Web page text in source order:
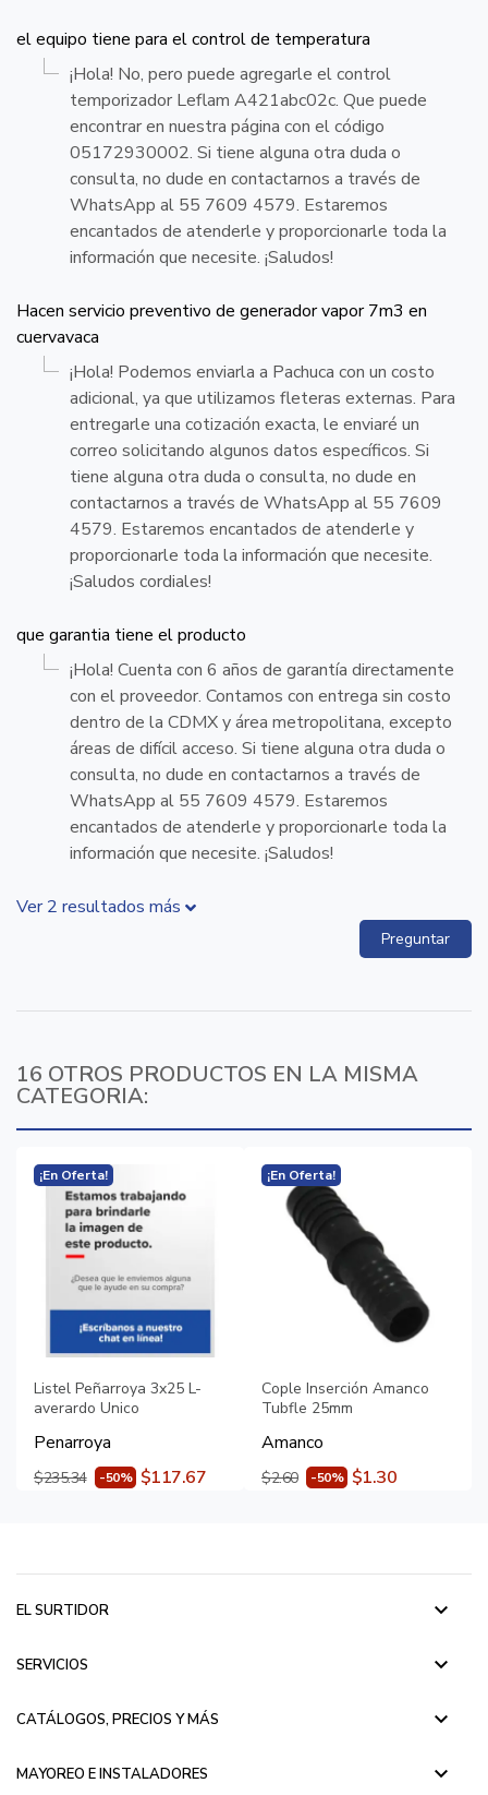
el equipo tiene para el control de temperatura
¡Hola! No, pero puede agregarle el control
temporizador Leflam A421abc02c. Que puede
encontrar en nuestra página con el código
05172930002. Si tiene alguna otra duda o
consulta, no dude en contactarnos a través de
WhatsApp al 55 7609 4579. Estaremos
encantados de atenderle y proporcionarle toda la
información que necesite. ¡Saludos!
Hacen servicio preventivo de generador vapor 7m3 en
cuervavaca
¡Hola! Podemos enviarla a Pachuca con un costo
adicional, ya que utilizamos fleteras externas. Para
entregarle una cotización exacta, le enviaré un
correo solicitando algunos datos específicos. Si
tiene alguna otra duda o consulta, no dude en
contactarnos a través de WhatsApp al 55 7609
4579. Estaremos encantados de atenderle y
proporcionarle toda la información que necesite.
¡Saludos cordiales!
que garantia tiene el producto
¡Hola! Cuenta con 6 años de garantía directamente
con el proveedor. Contamos con entrega sin costo
dentro de la CDMX y área metropolitana, excepto
áreas de difícil acceso. Si tiene alguna otra duda o
consulta, no dude en contactarnos a través de
WhatsApp al 55 7609 4579. Estaremos
encantados de atenderle y proporcionarle toda la
información que necesite. ¡Saludos!
Ver 2 resultados más
Preguntar
16 OTROS PRODUCTOS EN LA MISMA
CATEGORIA:
¡En Oferta!
Listel Peñarroya 3x25 L-
averardo Unico
Penarroya
$235.34 -50% $117.67
¡En Oferta!
Cople Inserción Amanco
Tubfle 25mm
Amanco
$2.60 -50% $1.30
EL SURTIDOR keyboard_arrow_down
SERVICIOS keyboard_arrow_down
CATÁLOGOS, PRECIOS Y MÁS keyboard_arrow_down
MAYOREO E INSTALADORES keyboard_arrow_down